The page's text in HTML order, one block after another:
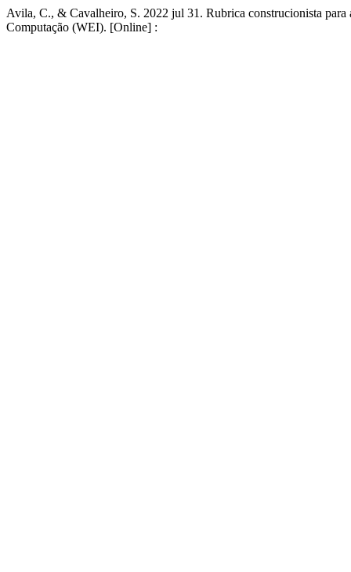
Avila, C., & Cavalheiro, S. 2022 jul 31. Rubrica construcionista
Computação (WEI). [Online] :